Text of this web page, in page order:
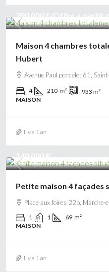
290 000 €/Offre à partir
Maison 4 chambres
Hubert
Avenue Paul poncelet 61,
4 210 m² 933 m²
MAISON
il y a 1 an
140 000 €
Petite maison 4 façades
Place aux foires 22b, Marche-
1 1 69 m²
MAISON
il y a 1 an